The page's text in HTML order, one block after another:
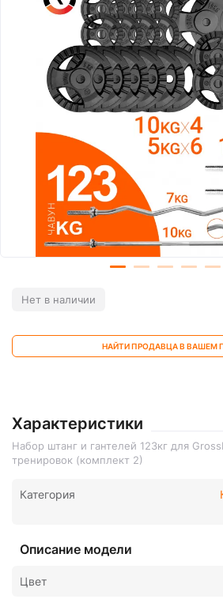
Нет в наличии
НАЙТИ ПРОДАВЦА В ВАШЕМ
Характеристики
Набор штанг и гантелей 123кг для
тренировок (комплект 2)
Категория
Описание модели
Цвет